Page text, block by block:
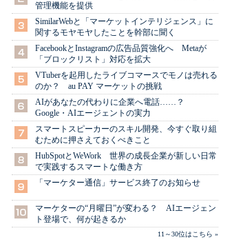
管理機能を提供
SimilarWebと「マーケットインテリジェンス」に
関するモヤモヤしたことを幹部に聞く
FacebookとInstagramの広告品質強化へ Metaが
「ブロックリスト」対応を拡大
VTuberを起用したライブコマースでモノは売れる
のか？ au PAY マーケットの挑戦
AIがあなたの代わりに企業へ電話……？
Google・AIエージェントの実力
スマートスピーカーのスキル開発、今すぐ取り組
むために押さえておくべきこと
HubSpotとWeWork 世界の成長企業が新しい日常
で実践するスマートな働き方
「マーケター通信」サービス終了のお知らせ
マーケターの“月曜日”が変わる？ AIエージェン
ト登場で、何が起きるか
11～30位はこちら »